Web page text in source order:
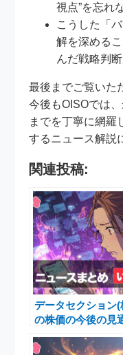
視点”を忘れ
こうした「
解を深める
んだ戦略判
最後までご覧いた
今後もOISOでは
までを丁寧に網羅
するニュース解説
関連投稿:
データセクション(
の株価の今後の見
になっている理由